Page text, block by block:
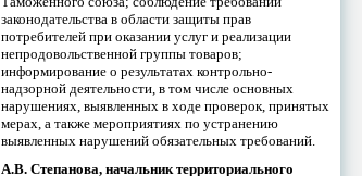
законодательства в области защиты прав
потребителей при оказании услуг и реализации
непродовольственной группы товаров;
информирование о результатах контрольно-
надзорной деятельности, в том числе основных
нарушениях, выявленных в ходе проверок, принятых
мерах, а также мероприятиях по устранению
выявленных нарушений обязательных требований.
А.В. Степанова, начальник территориального